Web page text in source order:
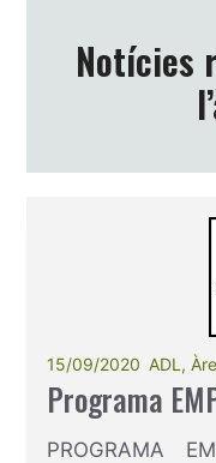
Notícies
15/09/2020 ADL ,
PROGRAMA